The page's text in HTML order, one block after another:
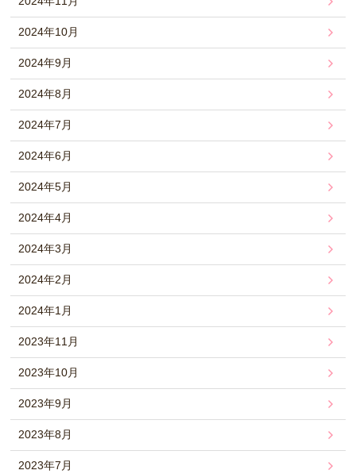
2024年10月
2024年9月
2024年8月
2024年7月
2024年6月
2024年5月
2024年4月
2024年3月
2024年2月
2024年1月
2023年11月
2023年10月
2023年9月
2023年8月
2023年7月